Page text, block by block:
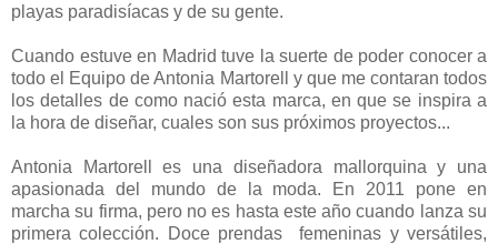
playas paradisíacas y de su gente.
Cuando estuve en Madrid tuve la suerte de poder conocer a
todo el Equipo de Antonia Martorell y que me contaran todos
los detalles de como nació esta marca, en que se inspira a
la hora de diseñar, cuales son sus próximos proyectos...
Antonia Martorell es una diseñadora mallorquina y una
apasionada del mundo de la moda. En 2011 pone en
marcha su firma, pero no es hasta este año cuando lanza su
primera colección. Doce prendas femeninas y versátiles,